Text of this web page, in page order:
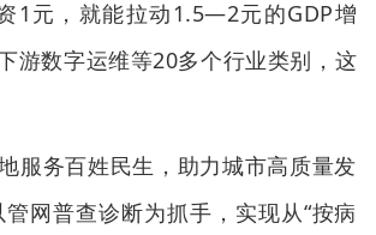
1元，就能拉动1.5—2元的GDP增
游数字运维等20多个行业类别，这
服务百姓民生，助力城市高质量发
网普查诊断为抓手，实现从“按病